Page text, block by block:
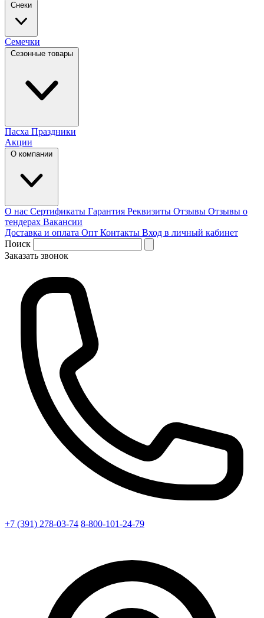
Снеки
Семечки
Сезонные товары
Пасха Праздники
Акции
О компании
О нас Сертификаты Гарантия Реквизиты Отзывы Отзывы о
тендерах Вакансии
Доставка и оплата Опт Контакты Вход в личный кабинет
Поиск
Заказать звонок
+7 (391) 278-03-74 8-800-101-24-79